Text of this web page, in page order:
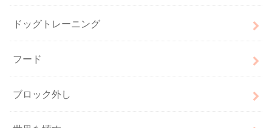
ドッグトレーニング
フード
ブロック外し